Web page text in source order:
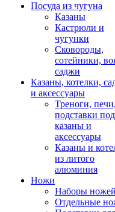
Посуда из чугуна
Казаны
Кастрюли и
чугунки
Сковороды,
сотейники,
саджи
Казаны, котелки,
и аксессуары
Треноги, печи,
подставки под
казаны и
аксессуары
Казаны и
из литого
алюминия
Ножи
Наборы ножей
Отдельные